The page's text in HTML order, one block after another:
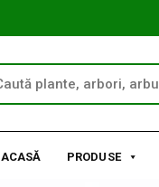
ACASĂ PRODUSE